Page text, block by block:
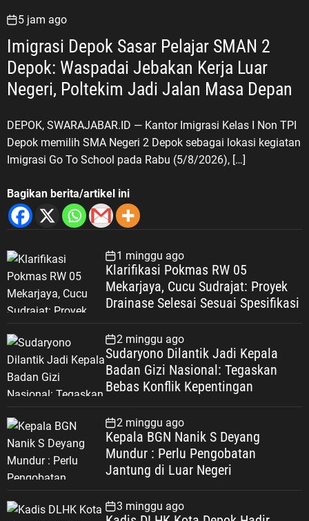
5 jam ago
Imigrasi Depok Sasar Pelajar SMAN 2
Depok: Waspadai Jebakan Kerja Luar
DEPOK, SWARAJABAR.ID — Kantor Imigrasi Kelas I Non TPI
Depok memilih SMA Negeri 2 Depok sebagai lokasi kegiatan
Imigrasi Go To School pada Rabu (5/8/2026), […]
Bagikan berita/artikel ini
1 minggu ago
Klarifikasi Pokmas RW 05
Mekarjaya, Cucu Sudrajat: Proyek
Drainase Selesai Sesuai Spesifikasi
2 minggu ago
Sudaryono Dilantik Jadi Kepala
Badan Gizi Nasional: Tegaskan
Bebas Konflik Kepentingan
2 minggu ago
Kepala BGN Nanik S Deyang
Mundur : Perlu Pengobatan
Jantung di Luar Negeri
3 minggu ago